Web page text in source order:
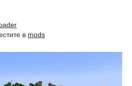
в mods